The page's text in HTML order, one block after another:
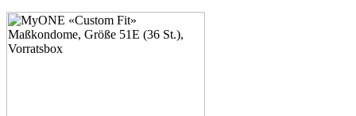
53D
53E
53F